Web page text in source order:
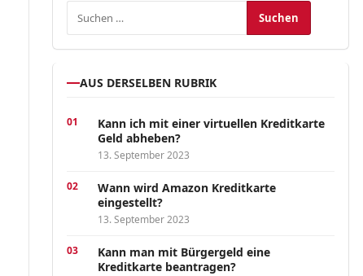
Suchen nach:
AUS DERSELBEN RUBRIK
Kann ich mit einer virtuellen Kreditkarte
Geld abheben?
13. September 2023
Wann wird Amazon Kreditkarte
eingestellt?
13. September 2023
Kann man mit Bürgergeld eine
Kreditkarte beantragen?